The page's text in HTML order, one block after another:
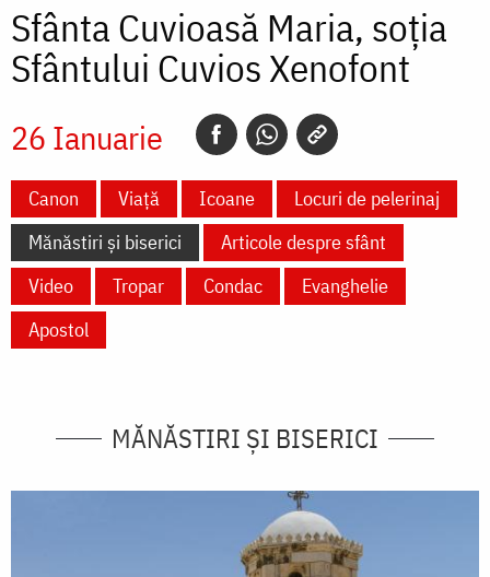
Sfânta Cuvioasă Maria, soția
Sfântului Cuvios Xenofont
26 Ianuarie
Canon Viață Icoane
Locuri de pelerinaj
Mănăstiri și biserici
Articole despre sfânt
Video
Tropar Condac
Evanghelie
Apostol
MĂNĂSTIRI ȘI BISERICI